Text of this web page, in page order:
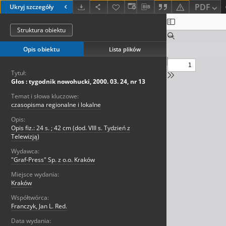
Ukryj szczegóły PDF
Struktura obiektu
Opis obiektu Lista plików
Tytuł:
Głos : tygodnik nowohucki, 2000. 03. 24, nr 13
Temat i słowa kluczowe:
czasopisma regionalne i lokalne
Opis:
Opis fiz.: 24 s. ; 42 cm (dod. VIII s. Tydzień z
Telewizją)
Wydawca:
"Graf-Press" Sp. z o.o. Kraków
Miejsce wydania:
Kraków
Współtwórca:
Franczyk, Jan L. Red.
Data wydania: